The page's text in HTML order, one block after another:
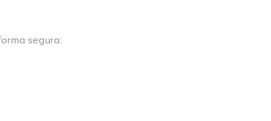
segura: